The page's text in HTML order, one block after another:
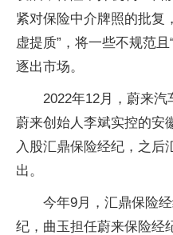
紧对保险中介牌照的批复
虚提质”，将一些不规范
逐出市场。
2022年12月，蔚来汽
蔚来创始人李斌实控的安
入股汇鼎保险经纪，之后
出。
今年9月，汇鼎保险
纪，曲玉担任蔚来保险经